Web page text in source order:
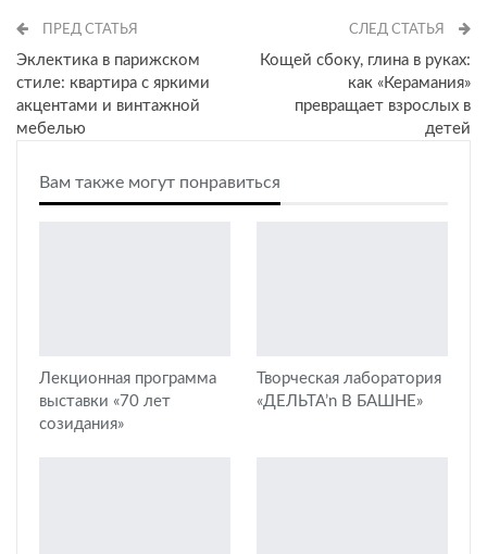
ПРЕД СТАТЬЯ
Эклектика в парижском
стиле: квартира с яркими
акцентами и винтажной
мебелью
СЛЕД СТАТЬЯ
Кощей сбоку, глина в руках:
как «Керамания»
превращает взрослых в
детей
Вам также могут понравиться
Лекционная программа
выставки «70 лет
созидания»
Творческая лаборатория
«ДЕЛЬТА’n В БАШНЕ»